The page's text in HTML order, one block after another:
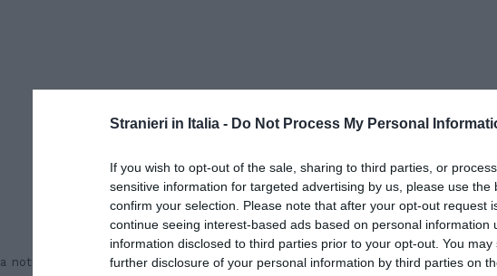
Stranieri in Italia - Do Not Process My Personal
If you wish to opt-out of the sale, sharing to third parties, or
sensitive information for targeted advertising by us, please use the
confirm your selection. Please note that after your opt-out request
continue seeing interest-based ads based on personal information
information disclosed to third parties prior to your opt-out. You
further disclosure of your personal information by third parties on
notizia dell’approvazione da parte della Commissione occupazione e affari